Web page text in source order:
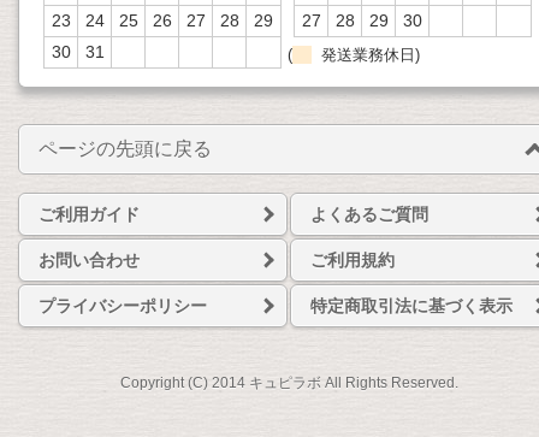
23
24 25 26 27 28
29
30
31
27
28 29 30
( 発送業務休日)
ページの先頭に戻る
ご利用ガイド よくあるご質問
お問い合わせ ご利用規約
プライバシーポリシー 特定商取引法に基づく表示
Copyright (C) 2014 キュピラボ All Rights Reserved.